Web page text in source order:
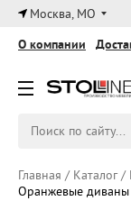
Москва, МО
О компании
Главная / Каталог/
Оранжевые диваны